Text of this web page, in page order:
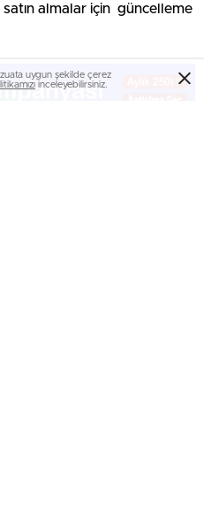
almalar için güncelleme
uygun şekilde çerez
inceleyebilirsiniz.